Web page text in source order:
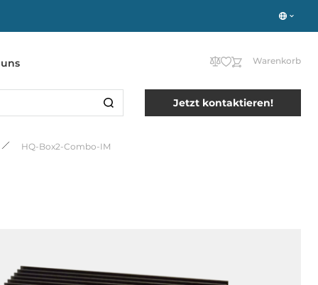
Warenkorb
Jetzt kontaktieren!
HQ-Box2-Combo-IM